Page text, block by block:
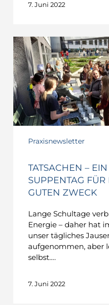
7. Juni 2022
TATSACHEN
–
Ein
Suppentag
für
den
guten
Zweck
Praxisnewsletter
TATSACHEN – EIN
SUPPENTAG FÜR
GUTEN ZWECK
Lange Schultage
Energie – daher hat
unser tägliches
aufgenommen, aber
selbst….
7. Juni 2022